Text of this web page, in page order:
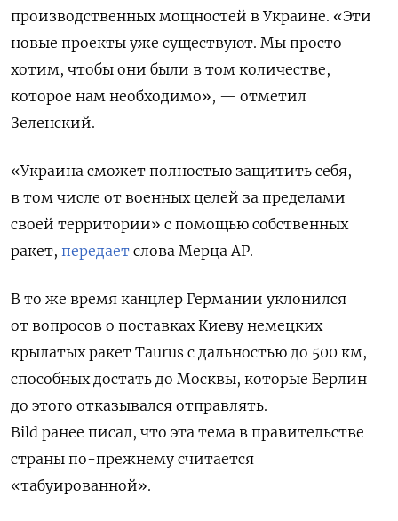
производственных мощностей в Украине. «Эти
новые проекты уже существуют. Мы просто
хотим, чтобы они были в том количестве,
которое нам необходимо», — отметил
Зеленский.
«Украина сможет полностью защитить себя,
в том числе от военных целей за пределами
своей территории» с помощью собственных
ракет, передает слова Мерца AP.
В то же время канцлер Германии уклонился
от вопросов о поставках Киеву немецких
крылатых ракет Taurus с дальностью до 500 км,
способных достать до Москвы, которые Берлин
до этого отказывался отправлять.
Bild ранее писал, что эта тема в правительстве
страны по-прежнему считается
«табуированной».